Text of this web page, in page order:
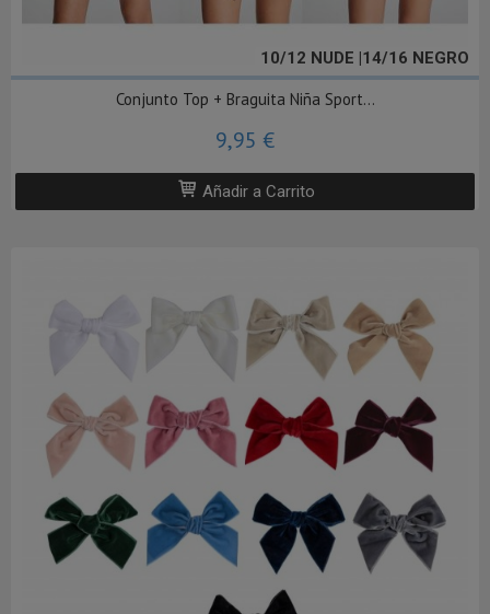
10/12 NUDE |14/16 NEGRO
Conjunto Top + Braguita Niña Sport...
9,95 €
Añadir a Carrito